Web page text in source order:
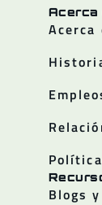
Acerca
Acerca
Blogs